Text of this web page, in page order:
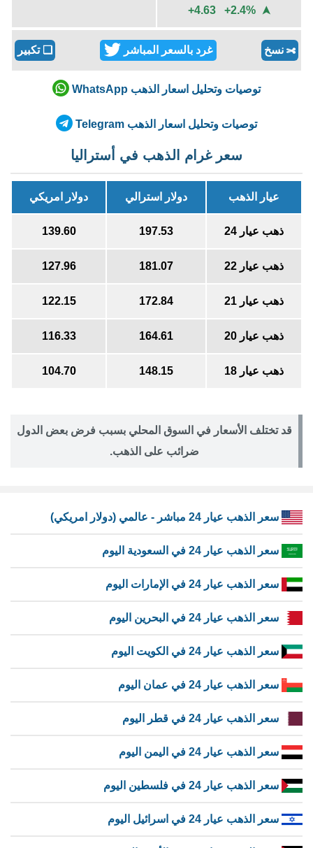
+4.63 +2.4%
➤
✄ نسخ غرد بالسعر المباشر ❏تكبير
توصيات وتحليل اسعار الذهب WhatsApp
توصيات وتحليل اسعار الذهب Telegram
سعر غرام الذهب في أستراليا
عيار الذهب دولار استرالي دولار امريكي
ذهب عيار 24 197.53
139.60
ذهب عيار 22 181.07
127.96
ذهب عيار 21 172.84
122.15
ذهب عيار 20 164.61
116.33
ذهب عيار 18 148.15
104.70
قد تختلف الأسعار في السوق المحلي بسبب فرض بعض الدول
ضرائب على الذهب.
سعر الذهب عيار 24 مباشر - عالمي (دولار امريكي)
سعر الذهب عيار 24 في السعودية اليوم
سعر الذهب عيار 24 في الإمارات اليوم
سعر الذهب عيار 24 في البحرين اليوم
سعر الذهب عيار 24 في الكويت اليوم
سعر الذهب عيار 24 في عمان اليوم
سعر الذهب عيار 24 في قطر اليوم
سعر الذهب عيار 24 في اليمن اليوم
سعر الذهب عيار 24 في فلسطين اليوم
سعر الذهب عيار 24 في اسرائيل اليوم